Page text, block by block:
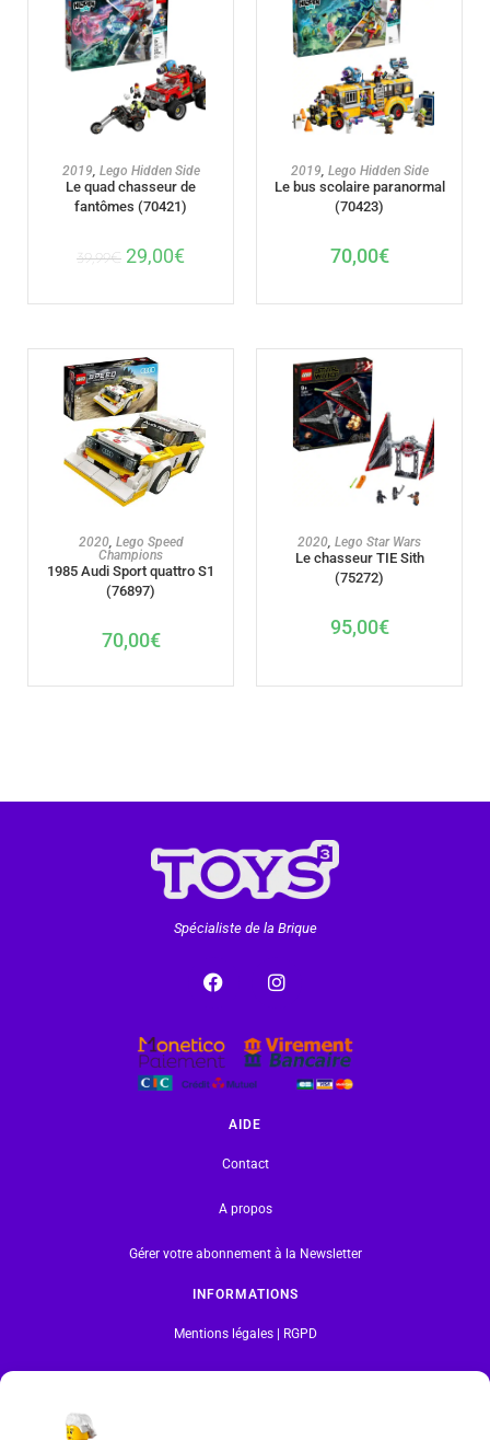
AJOUTER AU PANIER
2019 Lego Hidden Side
Le quad chasseur de
fantômes (70421)
39,99€ 29,00€
AJOUTER AU PANIER
2019 Lego Hidden Side
Le bus scolaire paranormal
(70423)
70,00€
AJOUTER AU PANIER
2020, Lego Speed
Champions
1985 Audi Sport quattro S1
(76897)
70,00€
AJOUTER AU PANIER
2020, Lego Star Wars
Le chasseur TIE Sith
(75272)
95,00€
Spécialiste de la Brique
AIDE
Contact
A propos
Gérer votre abonnement à la Newsletter
INFORMATIONS
Mentions légales | RGPD